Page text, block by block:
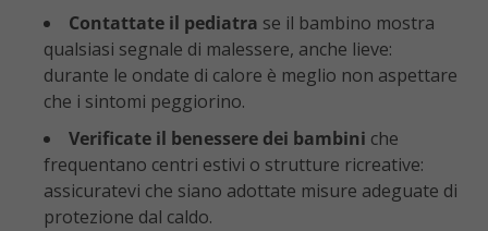
Contattate il pediatra se il bambino mostra
qualsiasi segnale di malessere, anche lieve:
durante le ondate di calore è meglio non aspettare
che i sintomi peggiorino.
Verificate il benessere dei bambini che
frequentano centri estivi o strutture ricreative:
assicuratevi che siano adottate misure adeguate di
protezione dal caldo.